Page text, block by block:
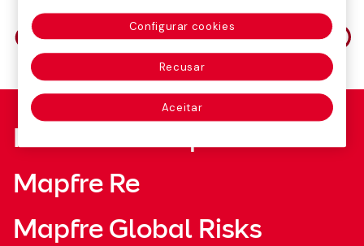
Compartilhe em
Fundación Mapfre
Mapfre Re
Mapfre Global Risks
Configurar cookies
Recusar
Aceitar